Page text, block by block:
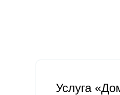
Услуга